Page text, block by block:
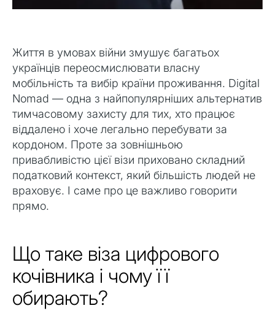
Життя в умовах війни змушує багатьох
українців переосмислювати власну
мобільність та вибір країни проживання. Digital
Nomad — одна з найпопулярніших альтернатив
тимчасовому захисту для тих, хто працює
віддалено і хоче легально перебувати за
кордоном. Проте за зовнішньою
привабливістю цієї візи приховано складний
податковий контекст, який більшість людей не
враховує. І саме про це важливо говорити
прямо.
Що таке віза цифрового
кочівника і чому її
обирають?